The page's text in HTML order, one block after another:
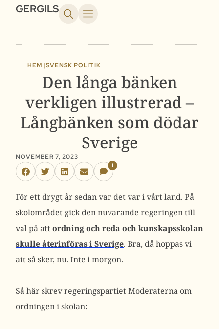
GERGILS
HEM |SVENSK POLITIK
Den långa bänken
verkligen illustrerad –
Långbänken som dödar
Sverige
NOVEMBER 7, 2023
1
För ett drygt år sedan var det var i vårt land. På
skolområdet gick den nuvarande regeringen till
val på attordning och reda och kunskapsskolan
skulle återinföras i Sverige. Bra, då hoppas vi
att så sker, nu. Inte i morgon.
Så här skrev regeringspartiet Moderaterna om
ordningen i skolan: